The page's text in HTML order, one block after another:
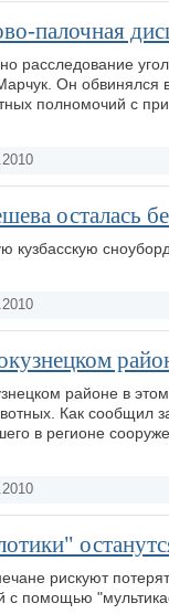
палочная
расследование
Он обвинялся
полномочий с
осталась
кузбасскую
районе в
Как сообщил
в регионе
рискуют
с помощью